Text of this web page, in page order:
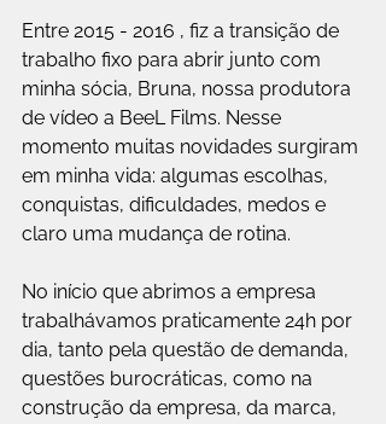
Entre 2015 - 2016 , fiz a transição de
trabalho fixo para abrir junto com
minha sócia, Bruna, nossa produtora
de vídeo a BeeL Films. Nesse
momento muitas novidades surgiram
em minha vida: algumas escolhas,
conquistas, dificuldades, medos e
claro uma mudança de rotina.
No início que abrimos a empresa
trabalhávamos praticamente 24h por
dia, tanto pela questão de demanda,
questões burocráticas, como na
construção da empresa, da marca,